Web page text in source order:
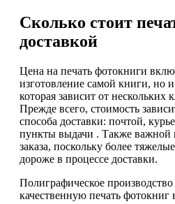
Сколько стоит
доставкой
Цена на печать фотокниги
изготовление самой книги, но
которая зависит от нескольких
Прежде всего, стоимость
способа доставки: почтой,
пункты выдачи . Также важной
заказа, поскольку более
дороже в процессе доставки.
Полиграфическое производство
качественную печать фотокниг